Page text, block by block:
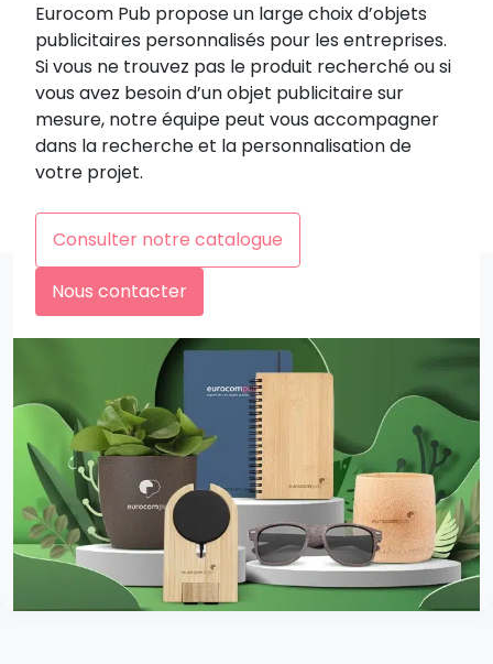
Eurocom Pub propose un large choix d’objets
publicitaires personnalisés pour les entreprises.
Si vous ne trouvez pas le produit recherché ou si
vous avez besoin d’un objet publicitaire sur
mesure, notre équipe peut vous accompagner
dans la recherche et la personnalisation de
votre projet.
Consulter notre catalogue
Nous contacter